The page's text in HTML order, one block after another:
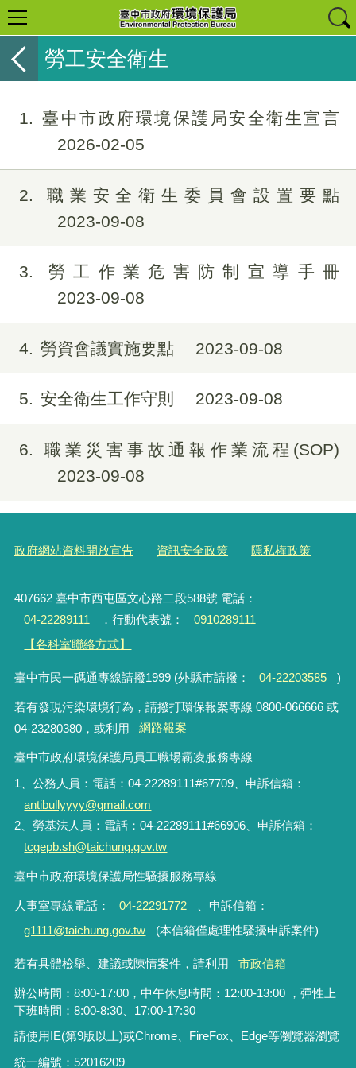
勞工安全衛生
1
臺中市政府環境保護局安全衛生宣言
2026-02-05
2
職業安全衛生委員會設置要點
2023-09-08
3
勞工作業危害防制宣導手冊
2023-09-08
4 勞資會議實施要點 2023-09-08
5 安全衛生工作守則 2023-09-08
6
職業災害事故通報作業流程(SOP)
2023-09-08
政府網站資料開放宣告 資訊安全政策 隱私權政策
407662 臺中市西屯區文心路二段588號 電話：
04-22289111
．行動代表號：
0910289111
【各科室聯絡方式】
臺中市民一碼通專線請撥1999 (外縣市請撥： 04-22203585 )
若有發現污染環境行為，請撥打環保報案專線 0800-066666 或
04-23280380，或利用
網路報案
臺中市政府環境保護局員工職場霸凌服務專線
1、公務人員：電話：04-22289111#67709、申訴信箱：
antibullyyyy@gmail.com
2、勞基法人員：電話：04-22289111#66906、申訴信箱：
tcgepb.sh@taichung.gov.tw
臺中市政府環境保護局性騷擾服務專線
人事室專線電話： 04-22291772 、申訴信箱 ：
g1111@taichung.gov.tw
(本信箱僅處理性騷擾申訴案件)
若有具體檢舉、建議或陳情案件，請利用 市政信箱
辦公時間：8:00-17:00，中午休息時間：12:00-13:00 ，彈性上
下班時間：8:00-8:30、17:00-17:30
請使用IE(第9版以上)或Chrome、FireFox、Edge等瀏覽器瀏覽
統一編號：52016209